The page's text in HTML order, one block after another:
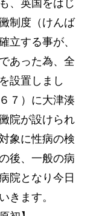
、英国をはじ
制度（けんば
する事が、
あった為、全
設置しまし
７）に大津湊
院が設けられ
象に性病の検
後、一般の病
院となり今日
きます。